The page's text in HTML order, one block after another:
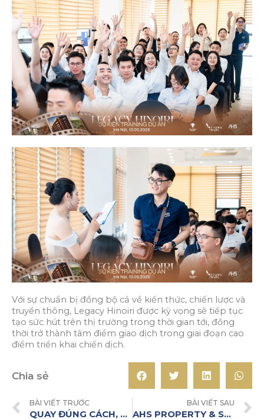
Với sự chuẩn bị đồng bộ cả về kiến thức, chiến lược và
truyền thông, Legacy Hinoiri được kỳ vọng sẽ tiếp tục
tạo sức hút trên thị trường trong thời gian tới, đồng
thời trở thành tâm điểm giao dịch trong giai đoạn cao
điểm triển khai chiến dịch.
Chia sẻ
BÀI VIẾT TRƯỚC
QUAY ĐÚNG CÁCH, VIDEO RA KHÁCH – TĂNG TỐC BỨT PHÁ CÙNG CHIẾN DỊCH 45 NGÀY TRỞ THÀNH CREATOR
BÀI VIẾT SAU
AHS PROPERTY & SJ GROUP: CỘNG HƯỞNG SỨC MẠNH – LAN TỎA GIÁ TRỊ VISTA SERENA